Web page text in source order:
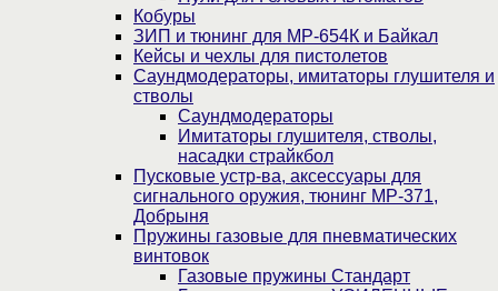
Кобуры
ЗИП и тюнинг для МР-654К и Байкал
Кейсы и чехлы для пистолетов
Саундмодераторы, имитаторы глушителя и
стволы
Саундмодераторы
Имитаторы глушителя, стволы,
насадки страйкбол
Пусковые устр-ва, аксессуары для
сигнального оружия, тюнинг МР-371,
Добрыня
Пружины газовые для пневматических
винтовок
Газовые пружины Стандарт